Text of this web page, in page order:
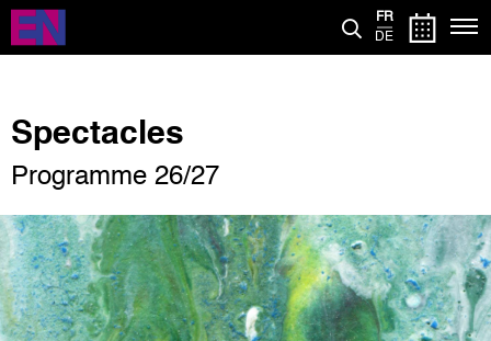
Aller
contenu
FR
DE
Spectacles
Programme 26/27